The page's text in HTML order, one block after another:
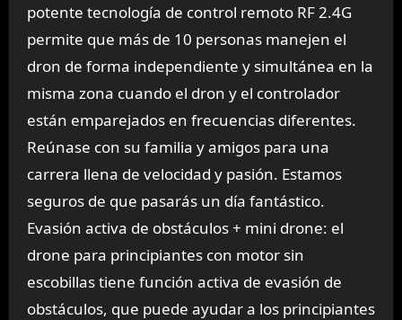
potente tecnología de control remoto RF 2.4G
permite que más de 10 personas manejen el
dron de forma independiente y simultánea en la
misma zona cuando el dron y el controlador
están emparejados en frecuencias diferentes.
Reúnase con su familia y amigos para una
carrera llena de velocidad y pasión. Estamos
seguros de que pasarás un día fantástico.
Evasión activa de obstáculos + mini drone: el
drone para principiantes con motor sin
escobillas tiene función activa de evasión de
obstáculos, que puede ayudar a los principiantes